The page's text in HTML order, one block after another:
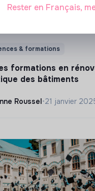
& formations
formations en
des bâtiments
Roussel•21 janvier
Rester en Français,